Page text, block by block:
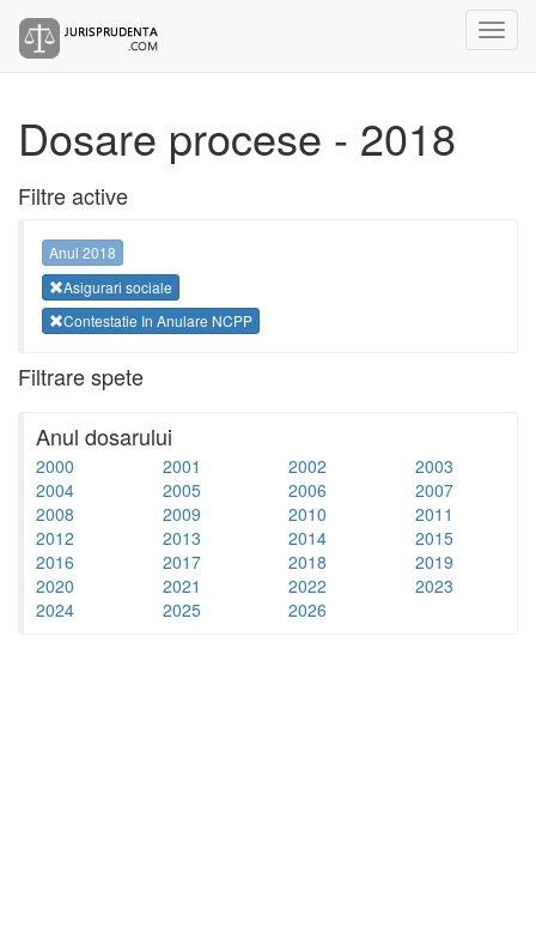
Dosare procese - 2018
Filtre active
Anul 2018
Asigurari sociale
Contestatie In Anulare NCPP
Filtrare spete
Anul dosarului
2000 2001 2002
2003
2004
2005 2006
2007
2008
2009 2010
2011
2012
2013 2014
2015
2016
2017 2018
2019
2020
2021 2022
2023
2024
2025 2026